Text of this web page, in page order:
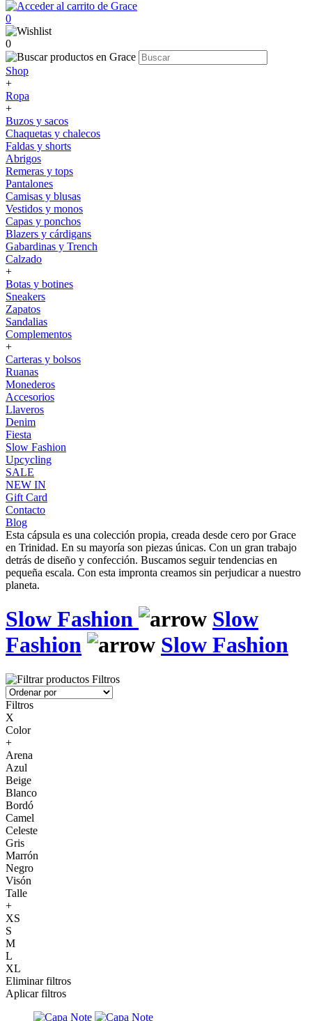
0
0
Shop
+
Ropa
+
Buzos y sacos
Chaquetas y chalecos
Faldas y shorts
Abrigos
Remeras y tops
Pantalones
Camisas y blusas
Vestidos y monos
Capas y ponchos
Blazers y cárdigans
Gabardinas y Trench
Calzado
+
Botas y botines
Sneakers
Zapatos
Sandalias
Complementos
+
Carteras y bolsos
Ruanas
Monederos
Accesorios
Llaveros
Denim
Fiesta
Slow Fashion
Upcycling
SALE
NEW IN
Gift Card
Contacto
Blog
Esta cápsula es una colección propia, creada desde cero por Grace
en Trinidad. En su mayoría son piezas únicas. Con un gran trabajo
detrás de diseño y confección. Buscamos seguir tendencias en
pequeña escala. Con esta impronta creamos sin perjudicar a nuestro
planeta.
Slow Fashion
Slow
Fashion
Slow Fashion
Filtros
Filtros
X
Color
+
Arena
Azul
Beige
Blanco
Bordó
Camel
Celeste
Gris
Marrón
Negro
Visón
Talle
+
XS
S
M
L
XL
Eliminar filtros
Aplicar filtros